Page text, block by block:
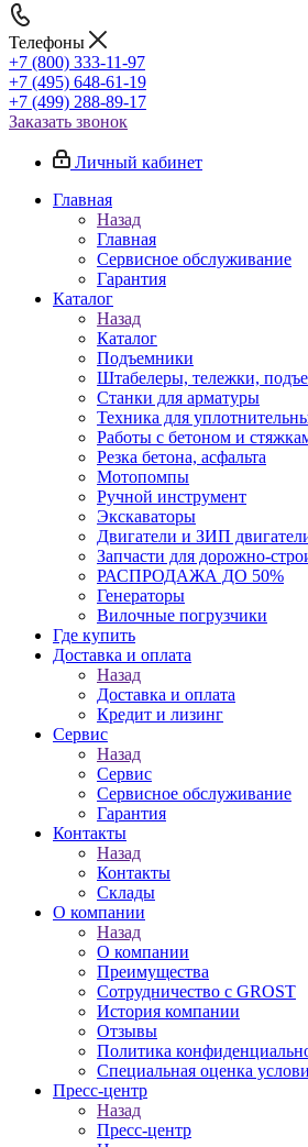
Телефоны
+7 (800) 333-11-97
+7 (495) 648-61-19
+7 (499) 288-89-17
Заказать звонок
Личный кабинет
Главная
Назад
Главная
Сервисное обслуживание
Гарантия
Каталог
Назад
Каталог
Подъемники
Штабелеры, тележки,
Станки для арматуры
Техника для
Работы с бетоном и
Резка бетона, асфальта
Мотопомпы
Ручной инструмент
Экскаваторы
Двигатели и ЗИП
Запчасти для дорожно-
РАСПРОДАЖА ДО 50%
Генераторы
Вилочные погрузчики
Где купить
Доставка и оплата
Назад
Доставка и оплата
Кредит и лизинг
Сервис
Назад
Сервис
Сервисное обслуживание
Гарантия
Контакты
Назад
Контакты
Склады
О компании
Назад
О компании
Преимущества
Сотрудничество с GROST
История компании
Отзывы
Политика
Специальная оценка
Пресс-центр
Назад
Пресс-центр